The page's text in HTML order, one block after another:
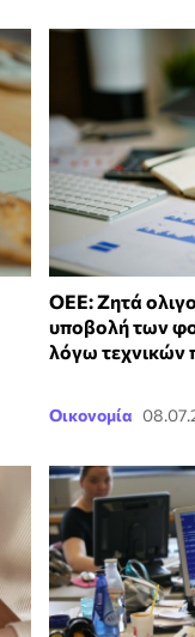
ΟΕΕ: Ζητά
υποβολή των
λόγω τεχνικών
Οικονομία